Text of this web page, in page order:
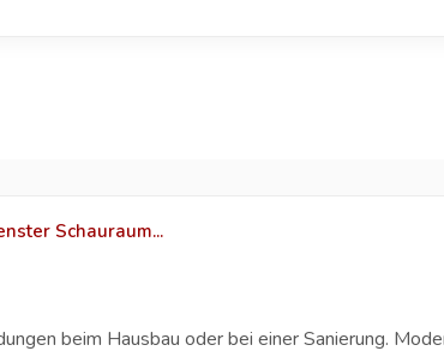
Schauraum...
beim Hausbau oder bei einer Sanierung.